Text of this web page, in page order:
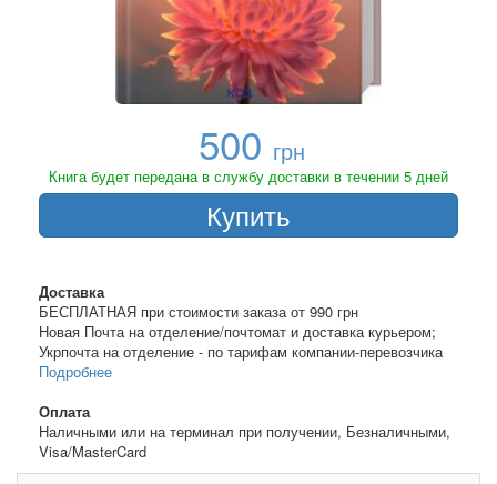
500 грн
Книга будет передана в службу доставки в течении 5 дней
Купить
Доставка
БЕСПЛАТНАЯ при стоимости заказа от 990 грн
Новая Почта на отделение/почтомат и доставка курьером;
Укрпочта на отделение - по тарифам компании-перевозчика
Подробнее
Оплата
Наличными или на терминал при получении, Безналичными,
Visa/MasterCard